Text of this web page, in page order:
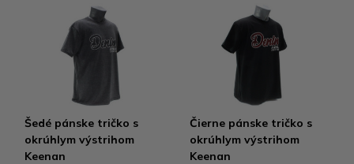
Šedé pánske tričko s
okrúhlym výstrihom
Keenan
Čierne pánske tričko s
okrúhlym výstrihom
Keenan